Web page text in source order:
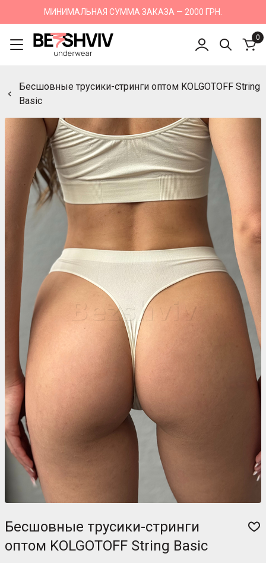
МИНИМАЛЬНАЯ СУММА ЗАКАЗА — 2000 ГРН.
0
Бесшовные трусики-стринги оптом KOLGOTOFF String
Basic
Бесшовные трусики-стринги
оптом KOLGOTOFF String Basic